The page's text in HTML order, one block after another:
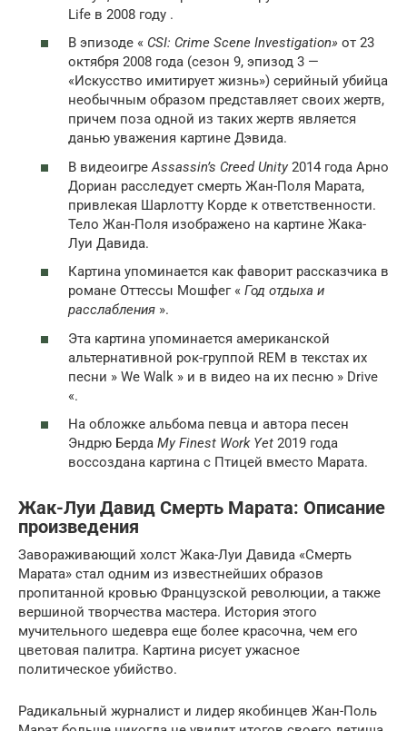
Life в 2008 году .
В эпизоде ​​« CSI: Crime Scene Investigation» от 23
октября 2008 года (сезон 9, эпизод 3 —
«Искусство имитирует жизнь») серийный убийца
необычным образом представляет своих жертв,
причем поза одной из таких жертв является
данью уважения картине Дэвида.
В видеоигре Assassin’s Creed Unity2014 года Арно
Дориан расследует смерть Жан-Поля Марата,
привлекая Шарлотту Корде к ответственности.
Тело Жан-Поля изображено на картине Жака-
Луи Давида.
Картина упоминается как фаворит рассказчика в
романе Оттессы Мошфег « Год отдыха и
расслабления ».
Эта картина упоминается американской
альтернативной рок-группой REM в текстах их
песни » We Walk » и в видео на их песню » Drive
«.
На обложке альбома певца и автора песен
Эндрю Берда My Finest Work Yet 2019 года
воссоздана картина с Птицей вместо Марата.
Жак-Луи Давид Смерть Марата: Описание
произведения
Завораживающий холст Жака-Луи Давида «Смерть
Марата» стал одним из известнейших образов
пропитанной кровью Французской революции, а также
вершиной творчества мастера. История этого
мучительного шедевра еще более красочна, чем его
цветовая палитра. Картина рисует ужасное
политическое убийство.
Радикальный журналист и лидер якобинцев Жан-Поль